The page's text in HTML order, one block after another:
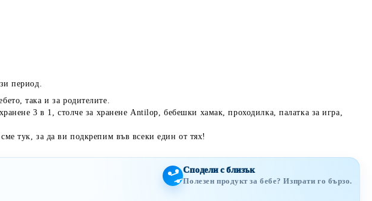
период.
така и за родителите.
3 в 1, столче за хранене Antilop, бебешки хамак, проходилка, палатка за игра,
тук, за да ви подкрепим във всеки един от тях!
Сподели с близък
Полезен продукт за бебе? Изпрати го бързо.